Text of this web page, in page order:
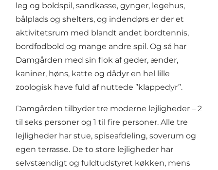
leg og boldspil, sandkasse, gynger, legehus,
bålplads og shelters, og indendørs er der et
aktivitetsrum med blandt andet bordtennis,
bordfodbold og mange andre spil. Og så har
Damgården med sin flok af geder, ænder,
kaniner, høns, katte og dådyr en hel lille
zoologisk have fuld af nuttede ”klappedyr”.
Damgården tilbyder tre moderne lejligheder – 2
til seks personer og 1 til fire personer. Alle tre
lejligheder har stue, spiseafdeling, soverum og
egen terrasse. De to store lejligheder har
selvstændigt og fuldtudstyret køkken, mens